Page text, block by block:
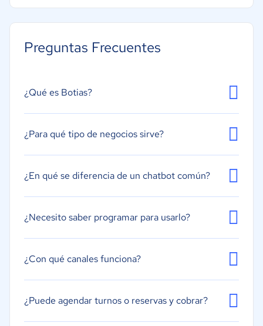
Desarrollo sin código
Reconocimiento de intenciones
Robot preconfigurado
Preguntas Frecuentes
¿Qué es Botias?
¿Para qué tipo de negocios sirve?
¿En qué se diferencia de un chatbot común?
¿Necesito saber programar para usarlo?
¿Con qué canales funciona?
¿Puede agendar turnos o reservas y cobrar?